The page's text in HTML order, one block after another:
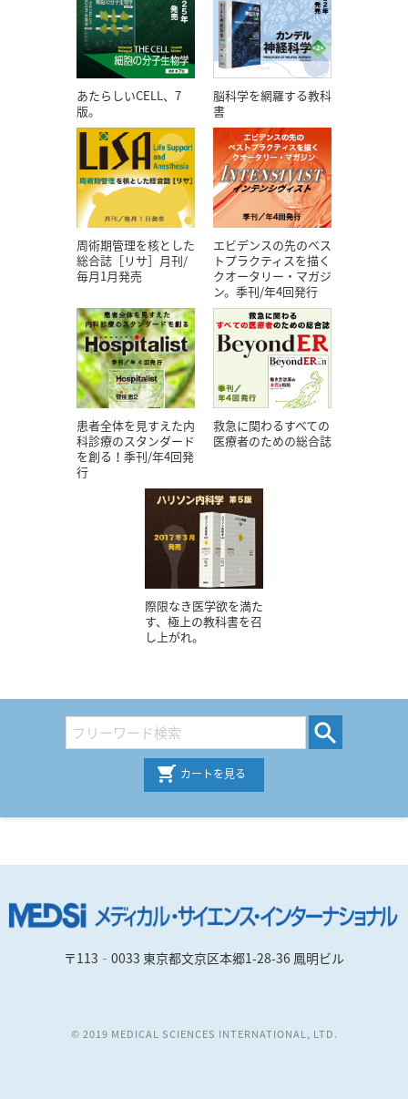
あたらしいCELL、7
版。
脳科学を網羅する教科
書
周術期管理を核とした
総合誌［リサ］月刊/
毎月1月発売
エビデンスの先のベス
トプラクティスを描く
クオータリー・マガジ
ン。季刊/年4回発行
患者全体を見すえた内
科診療のスタンダード
を創る！季刊/年4回発
行
救急に関わるすべての
医療者のための総合誌
際限なき医学欲を満た
す、極上の教科書を召
し上がれ。
カートを見る
〒113‐0033 東京都文京区本郷1-28-36 鳳明ビル
© 2019 MEDICAL SCIENCES INTERNATIONAL, LTD.